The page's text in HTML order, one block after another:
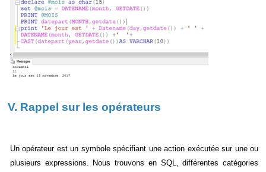
V. Rappel sur les opérateurs
Un opérateur est un symbole spécifiant une action exécutée sur une ou
plusieurs expressions. Nous trouvons en SQL, différentes catégories